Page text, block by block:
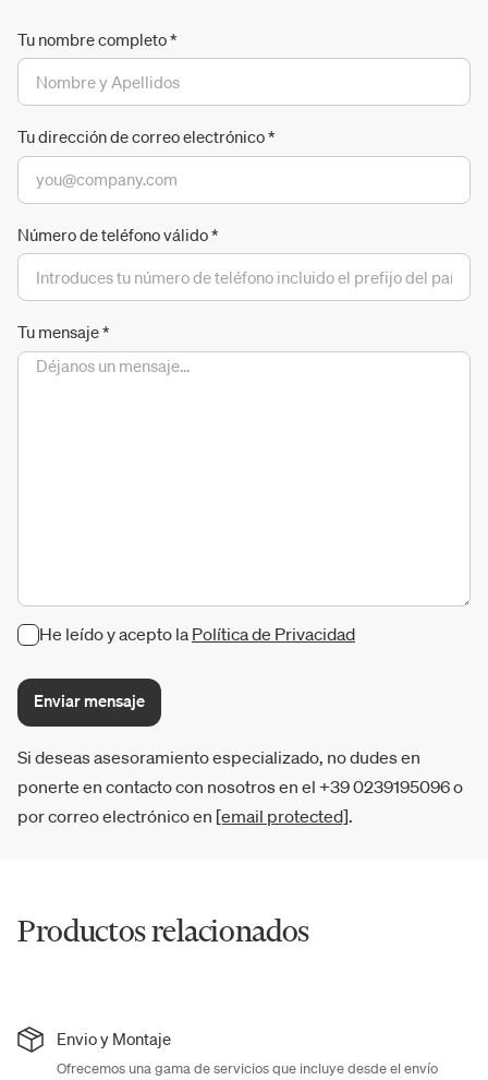
Tu nombre completo*
Tu dirección de correo electrónico*
Número de teléfono válido*
Tu mensaje*
He leído y acepto la Política de Privacidad
Enviar mensaje
Si deseas asesoramiento especializado, no dudes en
ponerte en contacto con nosotros en el +39 0239195096 o
por correo electrónico en [email protected].
Productos relacionados
Envio y Montaje
Ofrecemos una gama de servicios que incluye desde el envío